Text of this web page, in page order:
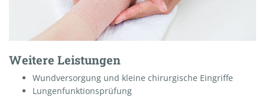
Weitere Leistungen
Wundversorgung und kleine chirurgische Eingriffe
Lungenfunktionsprüfung